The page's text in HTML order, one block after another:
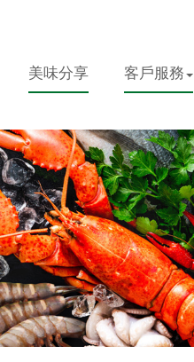
美味分享 客戶服務